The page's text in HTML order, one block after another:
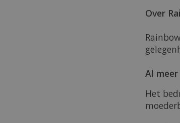
Over
Al
Het